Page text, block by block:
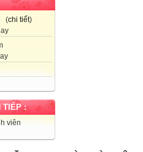
(chi tiết)
TIẾP :
viên